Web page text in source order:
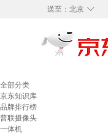
◇
送至： 北京
全部分类
京东知识库
品牌排行榜
普联摄像头
一体机